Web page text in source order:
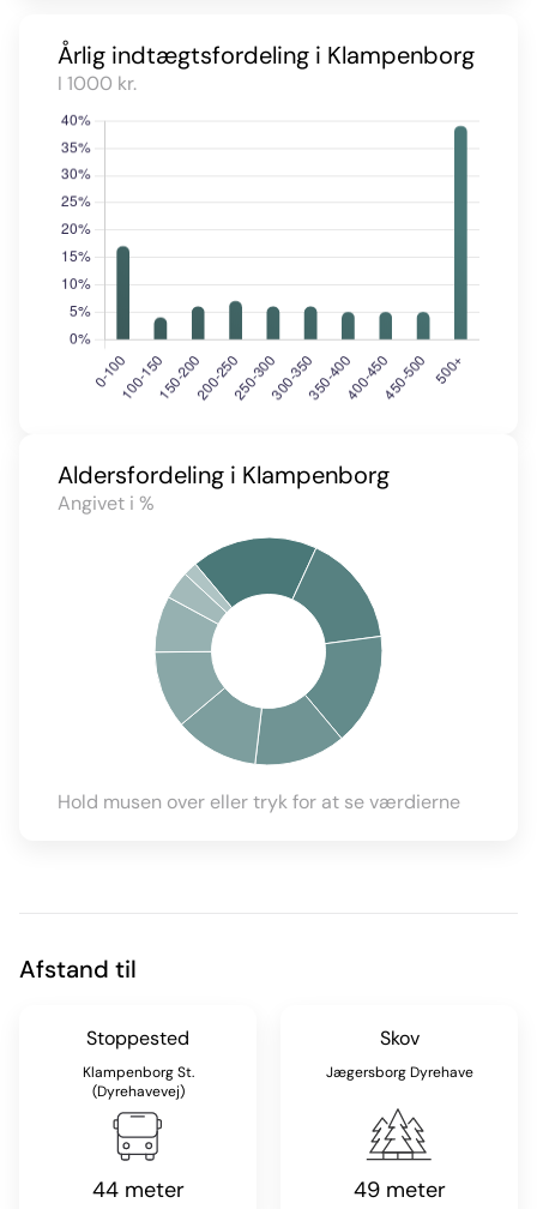
Årlig indtægtsfordeling i Klampenborg
I 1000 kr.
Aldersfordeling i Klampenborg
Angivet i %
Hold musen over eller tryk for at se værdierne
Afstand til
Stoppested
Klampenborg St.
(Dyrehavevej)
44 meter
Skov
Jægersborg Dyrehave
49 meter